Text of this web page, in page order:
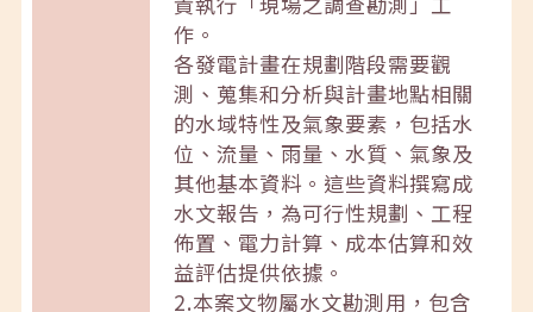
作。
各發電計畫在規劃階段需要觀
測、蒐集和分析與計畫地點相關
的水域特性及氣象要素，包括水
位、流量、雨量、水質、氣象及
其他基本資料。這些資料撰寫成
水文報告，為可行性規劃、工程
佈置、電力計算、成本估算和效
益評估提供依據。
2.本案文物屬水文勘測用，包含